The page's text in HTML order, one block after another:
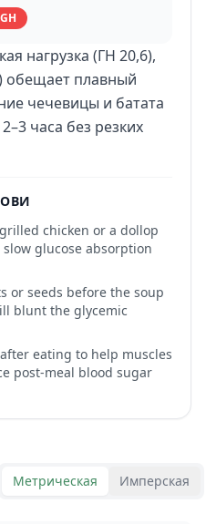
нагрузка (ГН 20,6),
обещает плавный
чечевицы и батата
часа без резких
chicken or a dollop
glucose absorption
or seeds before the soup
blunt the glycemic
eating to help muscles
post-meal blood sugar
Метрическая Имперская